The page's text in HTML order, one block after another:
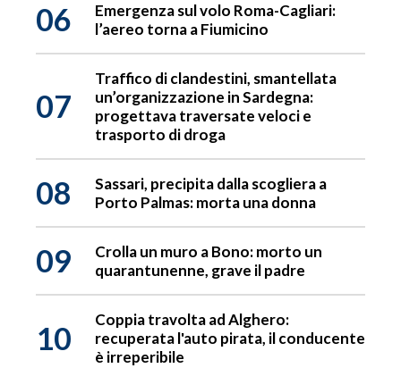
06
Emergenza sul volo Roma-Cagliari:
l’aereo torna a Fiumicino
07
Traffico di clandestini, smantellata
un’organizzazione in Sardegna:
progettava traversate veloci e
trasporto di droga
08
Sassari, precipita dalla scogliera a
Porto Palmas: morta una donna
09
Crolla un muro a Bono: morto un
quarantunenne, grave il padre
10
Coppia travolta ad Alghero:
recuperata l'auto pirata, il conducente
è irreperibile